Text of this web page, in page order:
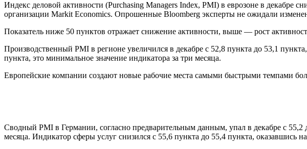
Индекс деловой активности (Purchasing Managers Index, PMI) в еврозоне в декабре
организации Markit Economics. Опрошенные Bloomberg эксперты не ожидали
Показатель ниже 50 пунктов отражает снижение активности, выше — рост
Производственный PMI в регионе увеличился в декабре с 52,8 пункта до 53,1
пункта, это минимальное значение индикатора за три месяца.
Европейские компании создают новые рабочие места самыми быстрыми темпами
Сводный PMI в Германии, согласно предварительным данным, упал в декабре с
месяца. Индикатор сферы услуг снизился с 55,6 пункта до 55,4 пункта, оказавшись